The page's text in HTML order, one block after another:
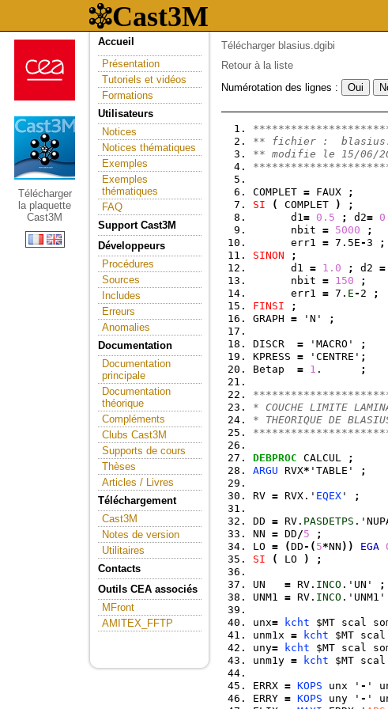
Télécharger
la plaquette
Cast3M
Accueil
Présentation
Tutoriels et vidéos
Formations
Utilisateurs
Notices
Notices thématiques
Exemples
Exemples
thématiques
FAQ
Support Cast3M
Développeurs
Procédures
Sources
Includes
Erreurs
Anomalies
Documentation
Documentation
principale
Documentation
théorique
Compléments
Clubs Cast3M
Supports de cours
Thèses
Articles / Livres
Téléchargement
Cast3M
Notes de version
Utilitaires
Contacts
Outils CEA associés
MFront
AMITEX_FFTP
Télécharger blasius.dgibi
Retour à la liste
Numérotation des lignes :
** fichier :
** modifie le 15/06/
COMPLET = FAUX
;
SI
( COMPLET )
;
      d1
= 0.5 ; d2=
      nbit
= 5000
;
      err1
= 7.5E-3
;
SINON
;
      d1
= 1.0 ; d2 =
      nbit
= 150
;
      err1
= 7. E- 2
;
FINSI
;
GRAPH = 'N' ;
DISCR = 'MACRO'
;
KPRESS = 'CENTRE' ;
Betap = 1 . ;
* COUCHE LIMITE
* THEORIQUE
DEBPROC CALCUL
;
ARGU RVX* 'TABLE' ;
RV = RVX.' EQEX ' ;
DD = RV. PASDETPS
NN = DD/5
;
LO = (DD- ( 5*NN ) ) EGA
SI
( LO ) ;
UN = RV. INCO .'UN'
;
UNM1 = RV. INCO .'UNM1'
unx= kcht $MT scal
unm1x = kcht $MT scal
uny= kcht $MT scal
unm1y = kcht $MT scal
ERRX = KOPS unx ' - '
ERRY = KOPS uny ' - '